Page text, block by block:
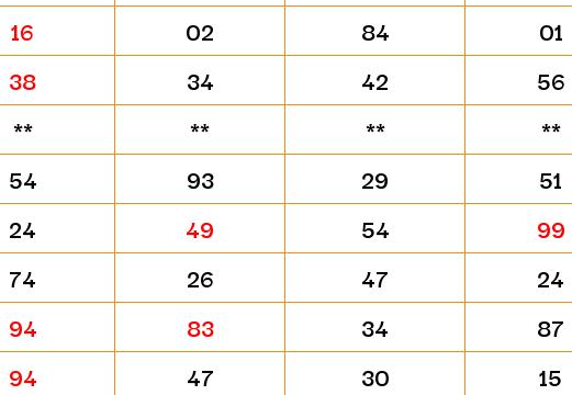
16
02 84 01
38
34 42 56
**
** ** **
54
93 29 51
24
49 54 99
74
26 47 24
94
83 34 87
94
47 30 15